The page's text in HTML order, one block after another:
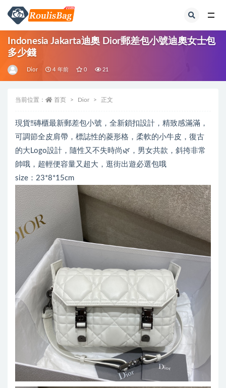
Indonesia Jakarta迪奧 Dior郵差包小號迪奧女士包
多少錢
Dior 4 年前 0 21
当前位置： 首页 Dior 正文
現貨‼️磚櫃最新郵差包小號，全新鎖扣設計，精致感滿滿，
可調節全皮肩帶，標誌性的菱形格，柔軟的小牛皮，復古
的大Logo設計，隨性又不失時尚🌿，男女共款，斜挎非常
帥哦️，超輕便容量又超大，逛街出遊必選包哦
size：23*8*15cm